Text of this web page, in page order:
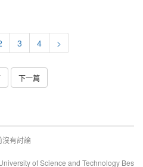
3 4 >
下一篇
沒有討論
of Science and Technology Bes